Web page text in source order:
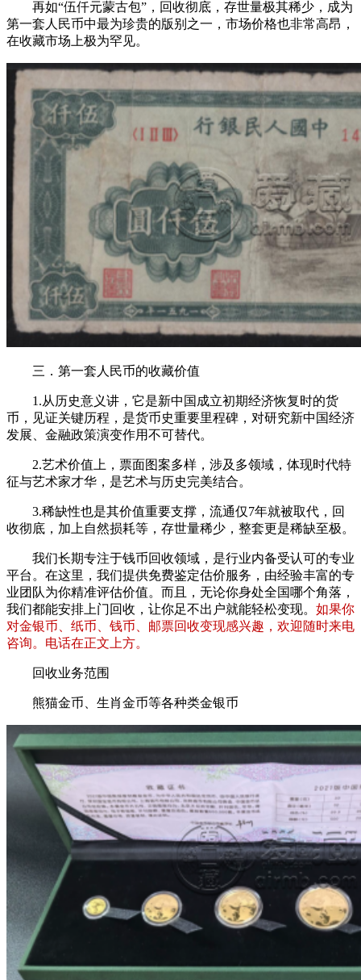
再如“伍仟元蒙古包”，回收彻底，存世量极其稀少，成为
第一套人民币中最为珍贵的版别之一，市场价格也非常高昂，
在收藏市场上极为罕见。
三．第一套人民币的收藏价值
1.从历史意义讲，它是新中国成立初期经济恢复时的货
币，见证关键历程，是货币史重要里程碑，对研究新中国经济
发展、金融政策演变作用不可替代。
2.艺术价值上，票面图案多样，涉及多领域，体现时代特
征与艺术家才华，是艺术与历史完美结合。
3.稀缺性也是其价值重要支撑，流通仅7年就被取代，回
收彻底，加上自然损耗等，存世量稀少，整套更是稀缺至极。
我们长期专注于钱币回收领域，是行业内备受认可的专业
平台。在这里，我们提供免费鉴定估价服务，由经验丰富的专
业团队为你精准评估价值。而且，无论你身处全国哪个角落，
我们都能安排上门回收，让你足不出户就能轻松变现。 如果你
对金银币、纸币、钱币、邮票回收变现感兴趣，欢迎随时来电
咨询。电话在正文上方。
回收业务范围
熊猫金币、生肖金币等各种类金银币